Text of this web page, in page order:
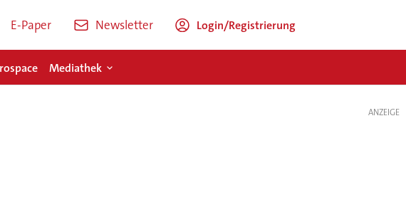
E-Paper Newsletter Login/Registrierung
Mediathek
ANZEIGE